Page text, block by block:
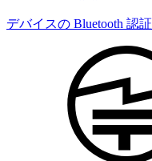
デバイスの Bluetooth 認証